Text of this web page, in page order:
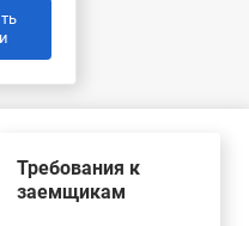
Требования к
заемщикам